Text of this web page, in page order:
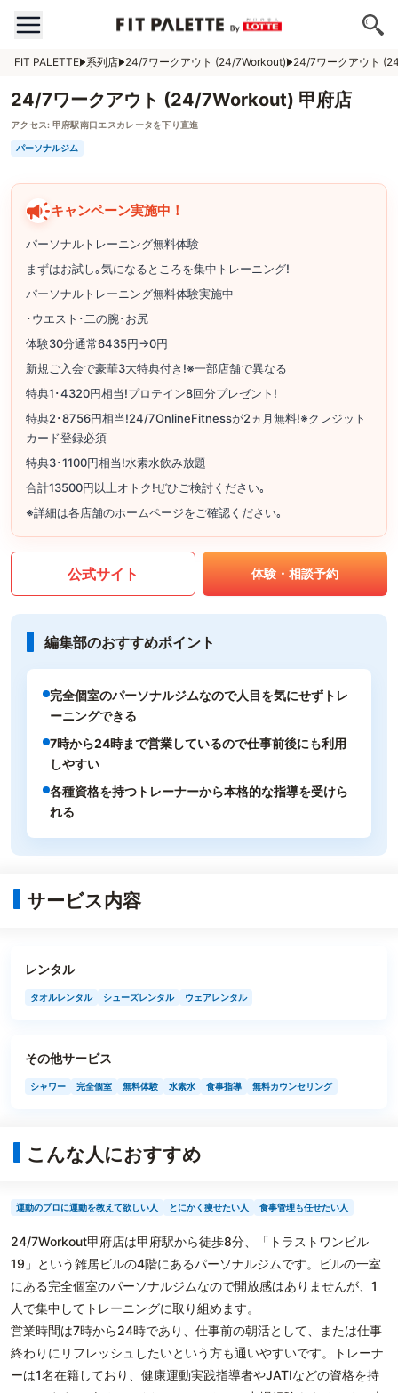
FIT PALETTE 系列店 24/7ワークアウト (24/7Workout) 24/7ワークアウト
24/7ワークアウト (24/7Workout) 甲府店
アクセス: 甲府駅南口エスカレータを下り直進
パーソナルジム
キャンペーン実施中！
パーソナルトレーニング無料体験
まずはお試し｡気になるところを集中トレーニング!
パーソナルトレーニング無料体験実施中
･ウエスト･二の腕･お尻
体験30分通常6435円→0円
新規ご入会で豪華3大特典付き!※一部店舗で異なる
特典1･4320円相当!プロテイン8回分プレゼント!
特典2･8756円相当!24/7OnlineFitnessが2ヵ月無料!※クレジット
カード登録必須
特典3･1100円相当!水素水飲み放題
合計13500円以上オトク!ぜひご検討ください｡
※詳細は各店舗のホームページをご確認ください｡
公式サイト 体験・相談予約
編集部のおすすめポイント
完全個室のパーソナルジムなので人目を気にせずトレ
ーニングできる
7時から24時まで営業しているので仕事前後にも利用
しやすい
各種資格を持つトレーナーから本格的な指導を受けら
れる
サービス内容
レンタル
タオルレンタル シューズレンタル ウェアレンタル
その他サービス
シャワー 完全個室 無料体験 水素水 食事指導 無料カウンセリング
こんな人におすすめ
運動のプロに運動を教えて欲しい人 とにかく痩せたい人 食事管理も任せたい人
24/7Workout甲府店は甲府駅から徒歩8分、「トラストワンビル
19」という雑居ビルの4階にあるパーソナルジムです。ビルの一室
にある完全個室のパーソナルジムなので開放感はありませんが、1
人で集中してトレーニングに取り組めます。
営業時間は7時から24時であり、仕事前の朝活として、または仕事
終わりにリフレッシュしたいという方も通いやすいです。トレーナ
ーは1名在籍しており、健康運動実践指導者やJATIなどの資格を持